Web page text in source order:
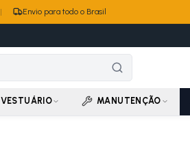
| Envio para todo o Brasil
VESTUÁRIO MANUTENÇÃO